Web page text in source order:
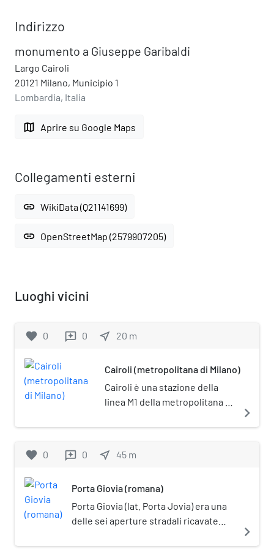
Indirizzo
monumento a Giuseppe Garibaldi
Largo Cairoli
20121 Milano, Municipio 1
Lombardia, Italia
map Aprire su Google Maps
Collegamenti esterni
link WikiData (Q21141699)
link OpenStreetMap (2579907205)
Luoghi vicini
favorite 0 reviews 0 near_me 20 m
Cairoli (metropolitana di Milano)
Cairoli è una stazione della
linea M1 della metropolitana di
navigate_next
favorite 0 reviews 0 near_me 45 m
Porta Giovia (romana)
Porta Giovia (lat. Porta Jovia) era una
delle sei aperture stradali ricavate
navigate_next